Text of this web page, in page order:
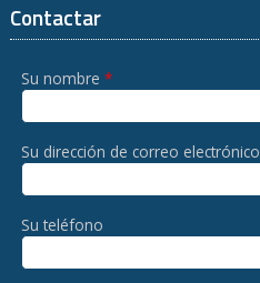
Contactar
Su nombre *
Su dirección de correo electrónico
Su teléfono